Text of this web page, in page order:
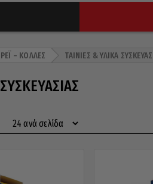
– ΚΌΛΛΕΣ ΤΑΙΝΊΕΣ & ΥΛΙΚΆ